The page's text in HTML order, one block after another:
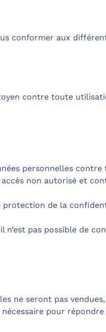
conformer aux
contre toute
personnelles
non autorisé et
de la
n’est pas possible de
ne seront pas vendues,
pour répondre